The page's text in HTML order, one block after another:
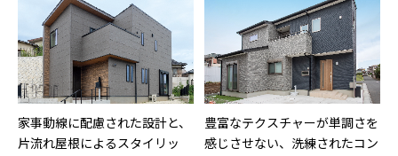
家事動線に配慮された設計と、
片流れ屋根によるスタイリッ
豊富なテクスチャーが単調さを
感じさせない、洗練されたコン